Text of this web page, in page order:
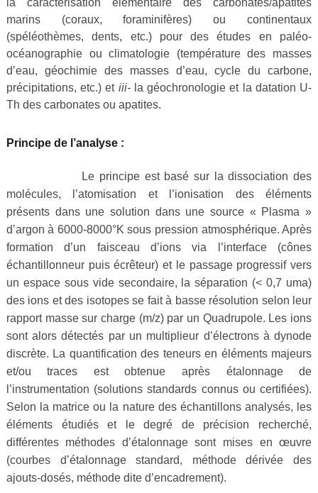
la caractérisation élémentaire des carbonates/apatites
marins (coraux, foraminifères) ou continentaux
(spéléothèmes, dents, etc.) pour des études en paléo-
océanographie ou climatologie (température des masses
d’eau, géochimie des masses d’eau, cycle du carbone,
précipitations, etc.) et iii-la géochronologie et la datation U-
Th des carbonates ou apatites.
Principe de l’analyse :
Le principe est basé sur la dissociation des
molécules, l’atomisation et l’ionisation des éléments
présents dans une solution dans une source « Plasma »
d’argon à 6000-8000°K sous pression atmosphérique. Après
formation d’un faisceau d’ions via l’interface (cônes
échantillonneur puis écrêteur) et le passage progressif vers
un espace sous vide secondaire, la séparation (< 0,7 uma)
des ions et des isotopes se fait à basse résolution selon leur
rapport masse sur charge (m/z) par un Quadrupole. Les ions
sont alors détectés par un multiplieur d’électrons à dynode
discrète. La quantification des teneurs en éléments majeurs
et/ou traces est obtenue après étalonnage de
l’instrumentation (solutions standards connus ou certifiées).
Selon la matrice ou la nature des échantillons analysés, les
éléments étudiés et le degré de précision recherché,
différentes méthodes d’étalonnage sont mises en œuvre
(courbes d’étalonnage standard, méthode dérivée des
ajouts-dosés, méthode dite d’encadrement).